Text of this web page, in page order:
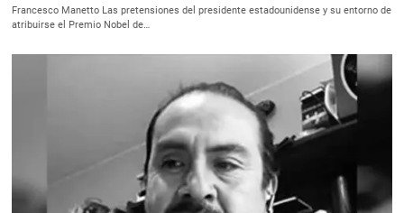
Francesco Manetto Las pretensiones del presidente estadounidense y su entorno de
atribuirse el Premio Nobel de…